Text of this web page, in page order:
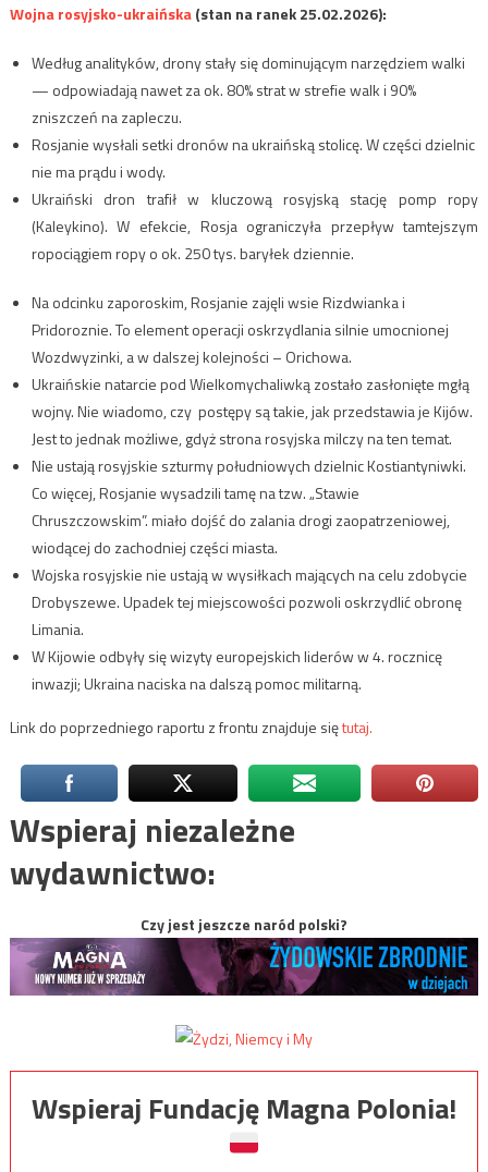
Wojna rosyjsko-ukraińska(stan na ranek 25.02.2026):
Według analityków, drony stały się dominującym narzędziem walki
— odpowiadają nawet za ok. 80% strat w strefie walk i 90%
zniszczeń na zapleczu.
Rosjanie wysłali setki dronów na ukraińską stolicę. W części dzielnic
nie ma prądu i wody.
Ukraiński dron trafił w kluczową rosyjską stację pomp ropy
(Kaleykino). W efekcie, Rosja ograniczyła przepływ tamtejszym
ropociągiem ropy o ok. 250 tys. baryłek dziennie.
Na odcinku zaporoskim, Rosjanie zajęli wsie Rizdwianka i
Pridoroznie. To element operacji oskrzydlania silnie umocnionej
Wozdwyzinki, a w dalszej kolejności – Orichowa.
Ukraińskie natarcie pod Wielkomychaliwką zostało zasłonięte mgłą
wojny. Nie wiadomo, czy postępy są takie, jak przedstawia je Kijów.
Jest to jednak możliwe, gdyż strona rosyjska milczy na ten temat.
Nie ustają rosyjskie szturmy południowych dzielnic Kostiantyniwki.
Co więcej, Rosjanie wysadzili tamę na tzw. „Stawie
Chruszczowskim”. miało dojść do zalania drogi zaopatrzeniowej,
wiodącej do zachodniej części miasta.
Wojska rosyjskie nie ustają w wysiłkach mających na celu zdobycie
Drobyszewe. Upadek tej miejscowości pozwoli oskrzydlić obronę
Limania.
W Kijowie odbyły się wizyty europejskich liderów w 4. rocznicę
inwazji; Ukraina naciska na dalszą pomoc militarną.
Link do poprzedniego raportu z frontu znajduje siętutaj.
Wspieraj niezależne
wydawnictwo:
Czy jest jeszcze naród polski?
Wspieraj Fundację Magna Polonia!